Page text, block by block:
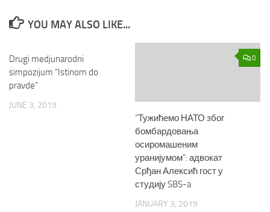
YOU MAY ALSO LIKE...
Drugi medjunarodni
simpozijum “Istinom do
pravde”
JUNE 3, 2019
0
“Тужићемо НАТО због
бомбардовања
осиромашеним
уранијумом”: адвокат
Срђан Алексић гост у
студију SBS-a
JANUARY 3, 2019